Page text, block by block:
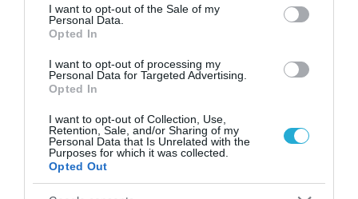
consent section.
I want to opt-out of the Sale of my
Personal Data.
Opted In
I want to opt-out of processing my
Personal Data for Targeted Advertising.
Opted In
I want to opt-out of Collection, Use,
Retention, Sale, and/or Sharing of my
Personal Data that Is Unrelated with the
Purposes for which it was collected.
Opted Out
11.02.2026 17:25
Support Immune Protein: Η φυτική λύση για
ενίσχυση του ανοσοποιητικού και τόνωση
του οργανισμού & των μυών